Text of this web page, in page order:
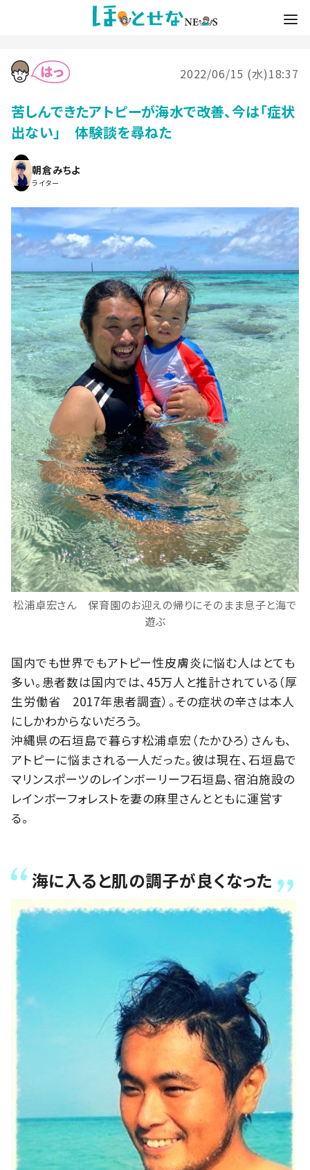
2022/06/15 (水)18:37
苦しんできたアトピーが海水で改善、今は「症状
出ない」 体験談を尋ねた
朝倉みちよ
ライター
松浦卓宏さん 保育園のお迎えの帰りにそのまま息子と海で
遊ぶ
国内でも世界でもアトピー性皮膚炎に悩む人はとても
多い。患者数は国内では、45万人と推計されている（厚
生労働省 2017年患者調査）。その症状の辛さは本人
にしかわからないだろう。
沖縄県の石垣島で暮らす松浦卓宏（たかひろ）さんも、
アトピーに悩まされる一人だった。彼は現在、石垣島で
マリンスポーツのレインボーリーフ石垣島、宿泊施設の
レインボーフォレストを妻の麻里さんとともに運営す
る。
海に入ると肌の調子が良くなった